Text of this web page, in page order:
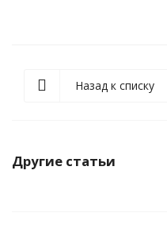
Назад к списку
Другие статьи